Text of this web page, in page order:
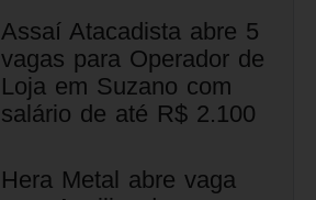
Assaí Atacadista abre 5
vagas para Operador de
Loja em Suzano com
salário de até R$ 2.100
Hera Metal abre vaga